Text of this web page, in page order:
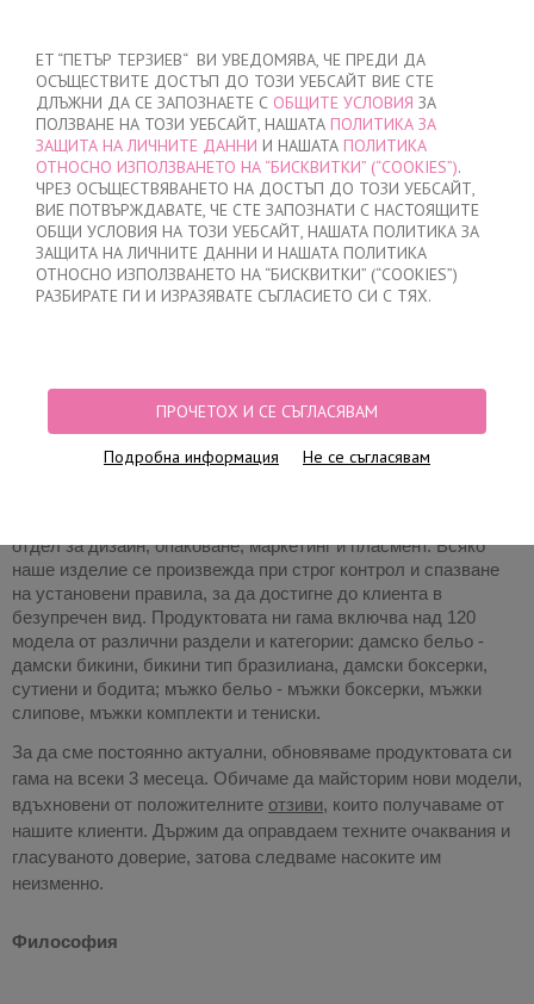
ET “ПЕТЪР ТЕРЗИЕВ“ ВИ УВЕДОМЯВА, ЧЕ ПРЕДИ ДА
ОСЪЩЕСТВИТЕ ДОСТЪП ДО ТОЗИ УЕБСАЙТ ВИЕ СТЕ
ДЛЪЖНИ ДА СЕ ЗАПОЗНАЕТЕ С ОБЩИТЕ УСЛОВИЯ ЗА
ПОЛЗВАНЕ НА ТОЗИ УЕБСАЙТ, НАШАТА ПОЛИТИКА ЗА
ЗАЩИТА НА ЛИЧНИТЕ ДАННИ И НАШАТА ПОЛИТИКА
ОТНОСНО ИЗПОЛЗВАНЕТО НА “БИСКВИТКИ” (“COOKIES”).
ЧРЕЗ ОСЪЩЕСТВЯВАНЕТО НА ДОСТЪП ДО ТОЗИ УЕБСАЙТ,
ВИЕ ПОТВЪРЖДАВАТЕ, ЧЕ СТЕ ЗАПОЗНАТИ С НАСТОЯЩИТЕ
ОБЩИ УСЛОВИЯ НА ТОЗИ УЕБСАЙТ, НАШАТА ПОЛИТИКА ЗА
ЗАЩИТА НА ЛИЧНИТЕ ДАННИ И НАШАТА ПОЛИТИКА
ОТНОСНО ИЗПОЛЗВАНЕТО НА “БИСКВИТКИ” (“COOKIES”)
РАЗБИРАТЕ ГИ И ИЗРАЗЯВАТЕ СЪГЛАСИЕТО СИ С ТЯХ.
ПРОЧЕТОХ И СЕ СЪГЛАСЯВАМ
Подробна информация Не се съгласявам
МОЯТА ПОРЪЧКА
няма добавени продукти
НАЧАЛО / ЗА НАС
Повече от 20г. специализираме в производството на
висококачествено дамско и мъжко бельо. С усърдна работа
отдел за дизайн, опаковане, маркетинг и пласмент. Всяко
наше изделие се произвежда при строг контрол и спазване
на установени правила, за да достигне до клиента в
безупречен вид. Продуктовата ни гама включва над 120
модела от различни раздели и категории: дамско бельо -
дамски бикини, бикини тип бразилиана, дамски боксерки,
сутиени и бодита; мъжко бельо - мъжки боксерки, мъжки
слипове, мъжки комплекти и тениски.
За да сме постоянно актуални, обновяваме продуктовата си
гама на всеки 3 месеца. Обичаме да майсторим нови модели,
вдъхновени от положителните отзиви, които получаваме от
нашите клиенти. Държим да оправдаем техните очаквания и
гласуваното доверие, затова следваме насоките им
неизменно.
Философия